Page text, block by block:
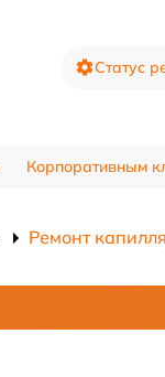
Статус
Корпоративным
Ремонт